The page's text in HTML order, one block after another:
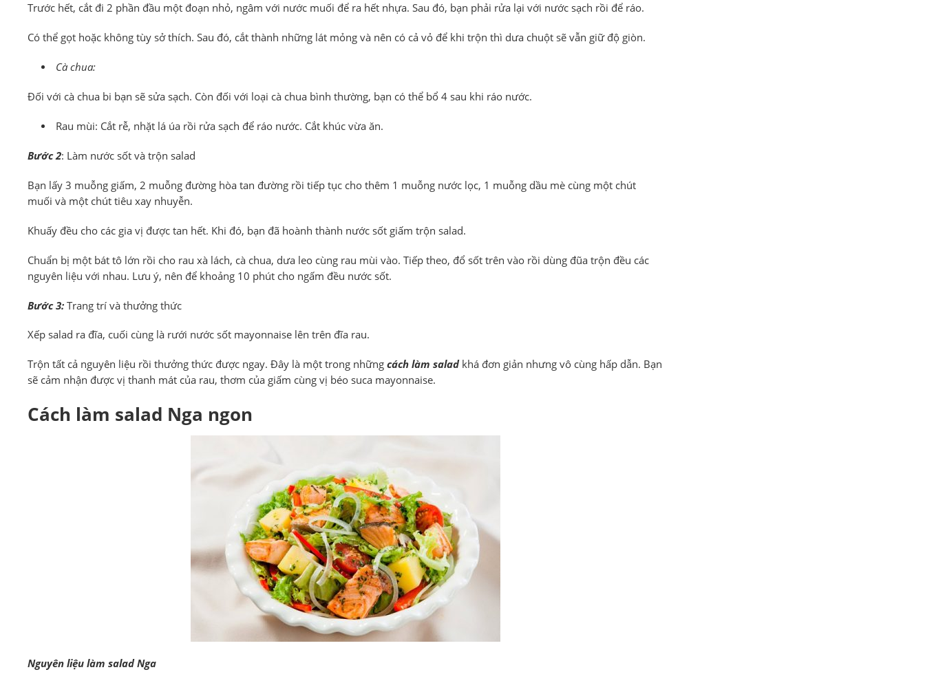
Trước hết, cắt đi 2 phần đầu một đoạn nhỏ, ngâm với nước muối để ra hết nhựa. Sau đó, bạn phải rửa lại với nước sạch rồi để ráo.
Có thể gọt hoặc không tùy sở thích. Sau đó, cắt thành những lát mỏng và nên có cả vỏ để khi trộn thì dưa chuột sẽ vẫn giữ độ giòn.
Cà chua:
Đối với cà chua bi bạn sẽ sửa sạch. Còn đối với loại cà chua bình thường, bạn có thể bổ 4 sau khi ráo nước.
Rau mùi: Cắt rễ, nhặt lá úa rồi rửa sạch để ráo nước. Cắt khúc vừa ăn.
Bước 2: Làm nước sốt và trộn salad
Bạn lấy 3 muỗng giấm, 2 muỗng đường hòa tan đường rồi tiếp tục cho thêm 1 muỗng nước lọc, 1 muỗng dầu mè cùng một chút
muối và một chút tiêu xay nhuyễn.
Khuấy đều cho các gia vị được tan hết. Khi đó, bạn đã hoành thành nước sốt giấm trộn salad.
Chuẩn bị một bát tô lớn rồi cho rau xà lách, cà chua, dưa leo cùng rau mùi vào. Tiếp theo, đổ sốt trên vào rồi dùng đũa trộn đều các
nguyên liệu với nhau. Lưu ý, nên để khoảng 10 phút cho ngấm đều nước sốt.
Bước 3: Trang trí và thưởng thức
Xếp salad ra đĩa, cuối cùng là rưới nước sốt mayonnaise lên trên đĩa rau.
Trộn tất cả nguyên liệu rồi thưởng thức được ngay. Đây là một trong những cách làm saladkhá đơn giản nhưng vô cùng hấp dẫn. Bạn
sẽ cảm nhận được vị thanh mát của rau, thơm của giấm cùng vị béo suca mayonnaise.
Cách làm salad Nga ngon
Nguyên liệu làm salad Nga